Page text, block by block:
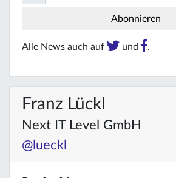
Alle News auch auf und .
Franz Lückl
Next IT Level GmbH
@lueckl